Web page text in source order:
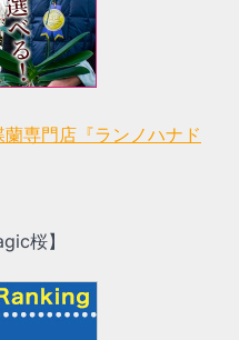
専門店『ランノハナド
桜】